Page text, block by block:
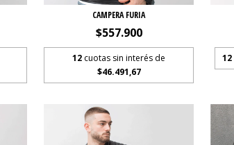
CAMPERA FURIA
$557.900
12 cuotas sin interés de
$46.491,67
12